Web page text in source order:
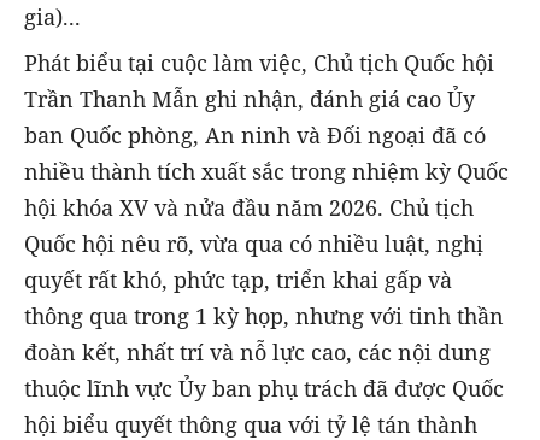
gia)...
Phát biểu tại cuộc làm việc, Chủ tịch Quốc hội
Trần Thanh Mẫn ghi nhận, đánh giá cao Ủy
ban Quốc phòng, An ninh và Đối ngoại đã có
nhiều thành tích xuất sắc trong nhiệm kỳ Quốc
hội khóa XV và nửa đầu năm 2026. Chủ tịch
Quốc hội nêu rõ, vừa qua có nhiều luật, nghị
quyết rất khó, phức tạp, triển khai gấp và
thông qua trong 1 kỳ họp, nhưng với tinh thần
đoàn kết, nhất trí và nỗ lực cao, các nội dung
thuộc lĩnh vực Ủy ban phụ trách đã được Quốc
hội biểu quyết thông qua với tỷ lệ tán thành